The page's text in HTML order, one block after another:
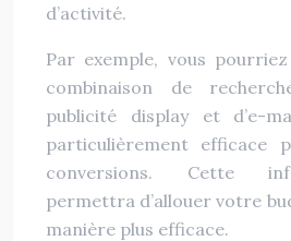
d’activité.
Par exemple, vous
combinaison de
publicité display et d’e-
particulièrement efficace
conversions. Cette
permettra d’allouer votre
manière plus efficace.